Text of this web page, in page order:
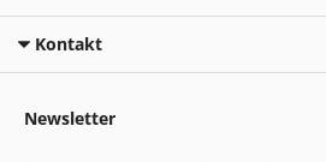
Kontakt
Newsletter